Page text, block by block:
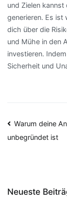
und Zielen
generieren. Es ist
dich über die
und Mühe in den
investieren.
Sicherheit und
Warum deine
unbegründet ist
Neueste